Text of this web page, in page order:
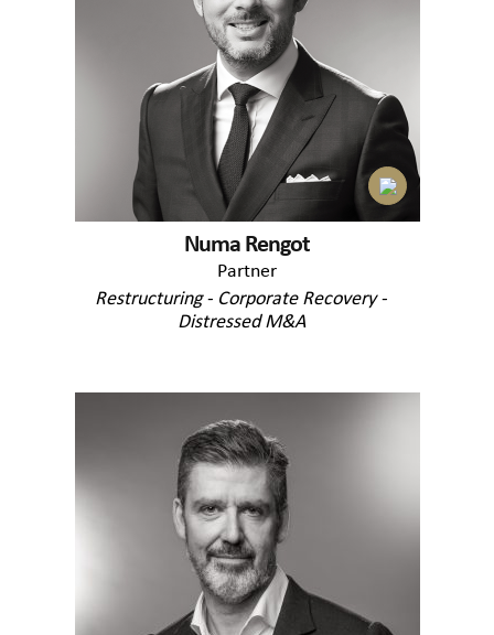
Numa Rengot
Partner
Restructuring - Corporate Recovery -
Distressed M&A